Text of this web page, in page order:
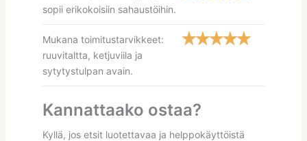
sopii erikokoisiin sahaustöihin.
Mukana toimitustarvikkeet:
ruuvitaltta, ketjuviila ja
sytytystulpan avain.
Kannattaako ostaa?
Kyllä, jos etsit luotettavaa ja helppokäyttöistä